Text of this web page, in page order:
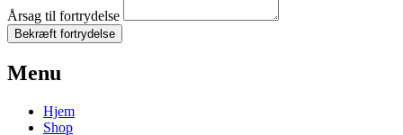
Årsag til fortrydelse
Bekræft fortrydelse
Menu
Hjem
Shop